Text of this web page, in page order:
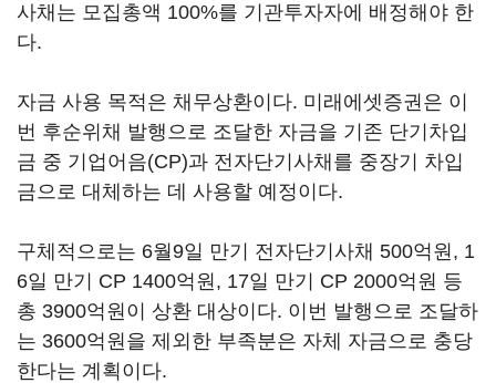
사채는 모집총액 100%를 기관투자자에 배정해야 한
다.
자금 사용 목적은 채무상환이다. 미래에셋증권은 이
번 후순위채 발행으로 조달한 자금을 기존 단기차입
금 중 기업어음(CP)과 전자단기사채를 중장기 차입
금으로 대체하는 데 사용할 예정이다.
구체적으로는 6월9일 만기 전자단기사채 500억원, 1
6일 만기 CP 1400억원, 17일 만기 CP 2000억원 등
총 3900억원이 상환 대상이다. 이번 발행으로 조달하
는 3600억원을 제외한 부족분은 자체 자금으로 충당
한다는 계획이다.